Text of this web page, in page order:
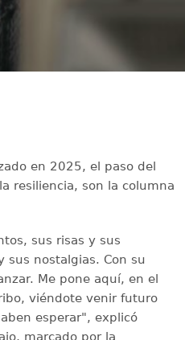
en 2025, el paso del
resiliencia, son la columna
sus risas y sus
sus nostalgias. Con su
Me pone aquí, en el
viéndote venir futuro
esperar", explicó
marcado por la